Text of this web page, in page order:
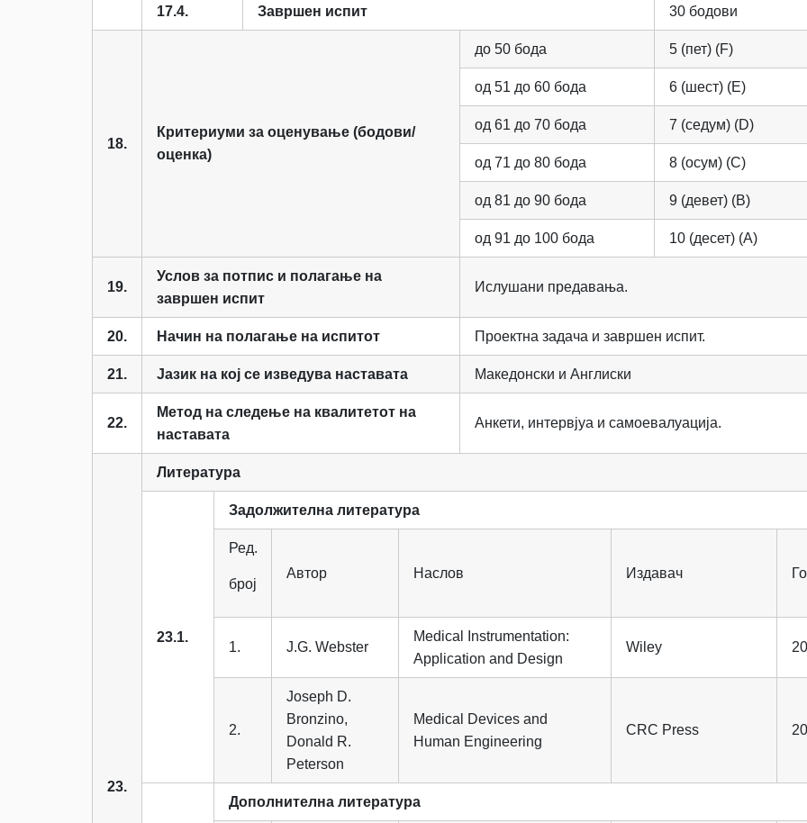
17.4. Завршен испит 30 бодови
18.
Критериуми за оценување (бодови/
оценка)
до 50 бода 5 (пет) (F)
од 51 до 60 бода 6 (шест) (E)
од 61 до 70 бода 7 (седум) (D)
од 71 до 80 бода 8 (осум) (C)
од 81 до 90 бода 9 (девет) (B)
од 91 до 100 бода 10 (десет) (A)
19.
Услов за потпис и полагање на
завршен испит
Ислушани предавања.
20. Начин на полагање на испитот Проектна задача и завршен испит.
21. Јазик на кој се изведува наставата Македонски и Англиски
22.
Метод на следење на квалитетот на
наставата
Анкети, интервјуа и самоевалуација.
23.
Литература
23.1.
Задолжителна литература
Ред.
број
Автор Наслов Издавач
1. J.G. Webster
Medical Instrumentation:
Application and Design
Wiley
2.
Joseph D.
Bronzino,
Donald R.
Peterson
Medical Devices and
Human Engineering
CRC Press
Дополнителна литература